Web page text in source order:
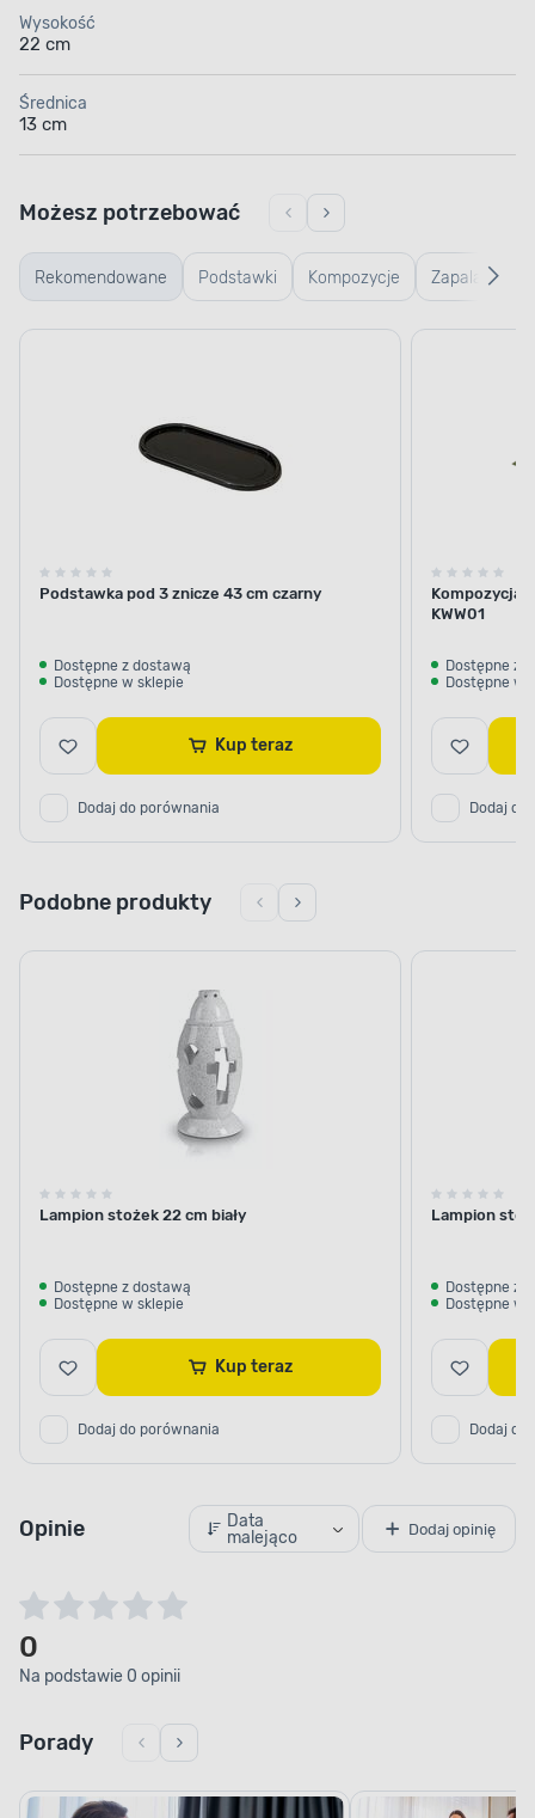
Wysokość
22 cm
Średnica
13 cm
Rekomendowane Podstawki
pod
Kompozycje
kwiatowe /
Zapalarki
/ zapałki
Możesz potrzebować
Podstawka pod 3 znicze 43 cm czarny
Dostępne z dostawą
Dostępne w sklepie
Kup teraz
Dodaj do porównania
Kompozycja
KWW01
Dostępne z
Dostępne w
Dodaj do
Podobne produkty
Lampion stożek 22 cm biały
Dostępne z dostawą
Dostępne w sklepie
Kup teraz
Dodaj do porównania
Lampion
Dostępne z
Dostępne w
Dodaj do
Opinie
Data
malejąco
Dodaj opinię
0
Na podstawie 0 opinii
Porady